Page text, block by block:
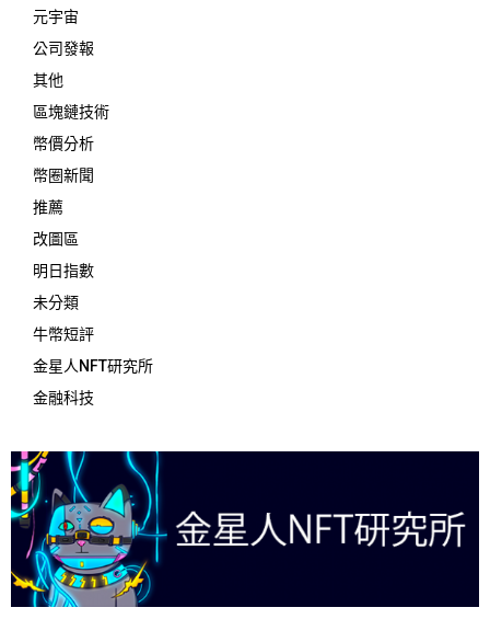
元宇宙
公司發報
其他
區塊鏈技術
幣價分析
幣圈新聞
推薦
改圖區
明日指數
未分類
牛幣短評
金星人NFT研究所
金融科技